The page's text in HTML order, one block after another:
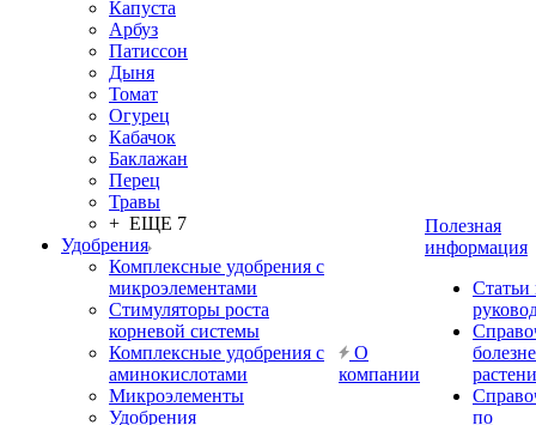
Капуста
Арбуз
Патиссон
Дыня
Томат
Огурец
Кабачок
Баклажан
Перец
Травы
+ ЕЩЕ 7
Удобрения
Комплексные удобрения с
микроэлементами
Стимуляторы роста
корневой системы
Комплексные удобрения с
аминокислотами
Микроэлементы
Удобрения
О
компании
Полезная
информация
Статьи
по